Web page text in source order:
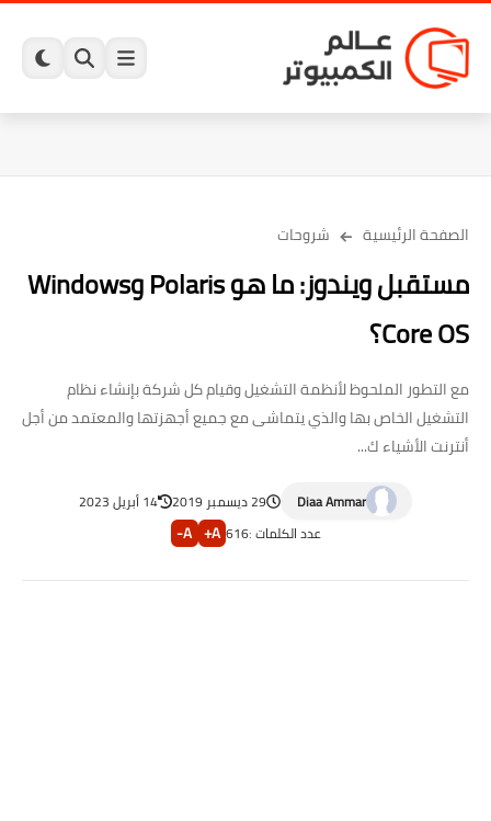
الصفحة الرئيسية شروحات
مستقبل ويندوز: ما هو Polaris وWindows
Core OS؟
مع التطور الملحوظ لأنظمة التشغيل وقيام كل شركة بإنشاء نظام
التشغيل الخاص بها والذي يتماشى مع جميع أجهزتها والمعتمد من أجل
أنترنت الأشياء ك...
Diaa Ammar 29 ديسمبر 2019
14 أبريل 2023
عدد الكلمات :616
A+
A-